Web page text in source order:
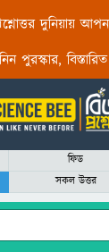
দুনিয়ায়
পুরস্কার, বিস্তারিত
ফিড
সকল উত্তর